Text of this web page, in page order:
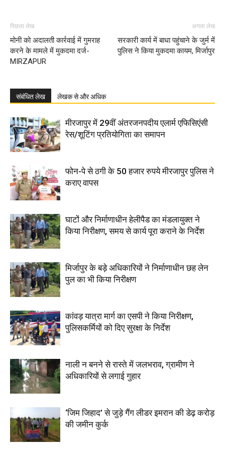
पिछला लेख
मोनी को अदालती कार्रवाई में गुमराह
करने के मामले में मुकदमा दर्ज-
MIRZAPUR
अगला लेख
सरकारी कार्य में बाधा पहुंचाने के जुर्म में
पुलिस ने किया मुकदमा कायम, मिर्जापुर
संबंधित लेख लेखक से और अधिक
मीरजापुर में 29वीं अंतरजनपदीय एलार्म एफिसिएंसी
रेस/शूटिंग प्रतियोगिता का समापन
फोन-पे से ठगी के 50 हजार रुपये मीरजापुर पुलिस ने
कराए वापस
घाटों और निर्माणाधीन हेलीपैड का मंडलायुक्त ने
किया निरीक्षण, समय से कार्य पूरा कराने के निर्देश
मिर्जापुर के बड़े अधिकारियों ने निर्माणाधीन छह लेन
पुल का भी किया निरीक्षण
कांवड़ यात्रा मार्ग का एसपी ने किया निरीक्षण,
पुलिसकर्मियों को दिए सुरक्षा के निर्देश
नाली न बनने से रास्ते में जलभराव, ग्रामीण ने
अधिकारियों से लगाई गुहार
‘जिम जिहाद’ से जुड़े गैंग लीडर इमरान की डेढ़ करोड़
की जमीन कुर्क